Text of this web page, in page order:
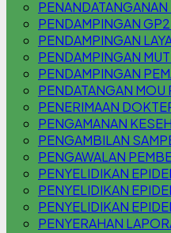
PENDAMPINGAN
PENDAMPINGAN
PENDAMPINGAN
PENDAMPINGAN
PENDATANGAN MOU
PENERIMAAN
PENGAMANAN
PENGAMBILAN
PENGAWALAN
PENYELIDIKAN
PENYELIDIKAN
PENYELIDIKAN
PENYERAHAN